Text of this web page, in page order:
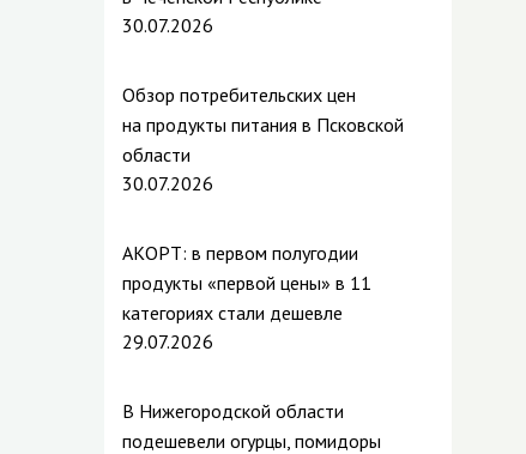
30.07.2026
Обзор потребительских цен
на продукты питания в Псковской
области
30.07.2026
АКОРТ: в первом полугодии
продукты «первой цены» в 11
категориях стали дешевле
29.07.2026
В Нижегородской области
подешевели огурцы, помидоры